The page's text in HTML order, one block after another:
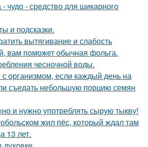
чудо - средство для шикарного
и подсказки.
вытягивание и слабость
вам поможет обычная фольга.
чесночной воды.
с организмом, если каждый день на
съедать небольшую порцию семян
и нужно употреблять сырую тыкву!
жил пёс, который ждал там
13 лет.